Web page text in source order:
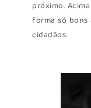
próximo.
forma só bons
cidadãos.